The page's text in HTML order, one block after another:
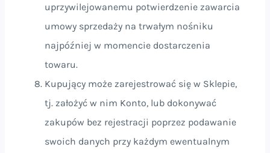
uprzywilejowanemu potwierdzenie zawarcia
umowy sprzedaży na trwałym nośniku
najpóźniej w momencie dostarczenia
towaru.
Kupujący może zarejestrować się w Sklepie,
tj. założyć w nim Konto, lub dokonywać
zakupów bez rejestracji poprzez podawanie
swoich danych przy każdym ewentualnym